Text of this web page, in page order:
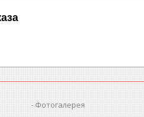
Фотогалерея